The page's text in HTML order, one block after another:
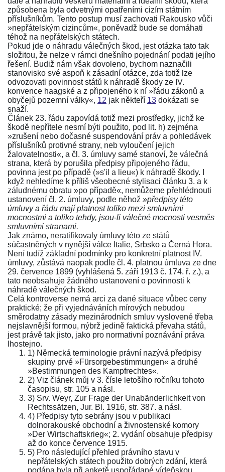
způsobena byla odvetnými opatřeními cizím státním
příslušníkům. Tento postup musí zachovati Rakousko vůči
»nepřátelským cizincům«, poněvadž bude se domáhati
téhož na nepřátelských státech.
Pokud jde o náhradu válečných škod, jest otázka tato tak
složitou, že nelze v rámci dnešního pojednání podati jejího
řešení. Budiž nám však dovoleno, bychom naznačili
stanovisko své aspoň k zásadní otázce, zda totiž lze
odvozovati povinnost států k náhradě škody ze IV.
konvence haagské a z připojeného k ní »řádu zákonů a
obyčejů pozemní války«, 12 jak někteří 13 dokázati se
snaží.
Článek 23. řádu zapovídá totiž mezi prostředky, jichž ke
škodě nepřítele nesmí býti použito, pod
lit. h) zejména
»zrušení nebo dočasné suspendování práv a pohledávek
příslušníků protivné strany, neb vyloučení jejich
žalovatelnosti«, a čl. 3. úmluvy samé stanoví, že válečná
strana, která by porušila předpisy připojeného řádu,
povinna jest po případě (»s'il a lieu«) k náhradě škody. I
když nehledíme k příliš všeobecné stylisaci článku 3. a k
záludnému obratu »po případě«, nemůžeme přehlédnouti
ustanovení čl. 2. úmluvy, podle něhož »předpisy této
úmluvy a řádu mají platnost toliko mezi smluvními
mocnostmi a toliko tehdy, jsou-li válečné mocnosti vesměs
smluvními stranami.
Jak známo, neratifikovaly úmluvy této ze států
súčastněných v nynější válce Italie, Srbsko a Černá Hora.
Není tudíž základní podmínky pro konkretní platnost IV.
úmluvy, zůstává naopak podle čl. 4. platnou úmluva ze dne
29. července 1899 (vyhlášená 5. září 1913 č. 174. ř. z.), a
tato neobsahuje žádného ustanovení o povinnosti k
náhradě válečných škod.
Celá kontroverse nemá arci za dané situace vůbec ceny
praktické; že při vyjednáváních mírových nebudou
směrodatny zásady mezinárodních smluv vyslovené třeba
nejslavnější formou, nýbrž jedině faktická převaha států,
jest právě tak jisto, jako pro normativní poznávání práva
lhostejno.
1) Německá terminologie právní nazývá předpisy
skupiny prvé »Fürsorgebestimmungen« a druhé
»Bestimmungen des Kampfrechtes«.
2) Viz článek můj v 3. čísle letošího ročníku tohoto
časopisu, str. 105 a násl.
3) Srv. Weyr, Zur Frage der Unabänderlichkeit von
Rechtssätzen, Jur. Bl. 1916, str. 387. a násl.
4) Předpisy tyto sebrány jsou v publikaci
dolnorakouské obchodní a živnostenské komory
»Der Wirtschaftskrieg«; 2. vydání obsahuje předpisy
až do konce července 1915.
5) Pro následující přehled právního stavu v
nepřátelských státech použito dobrých zdání, která
podána byla při anketě uspořádané vídeňskou